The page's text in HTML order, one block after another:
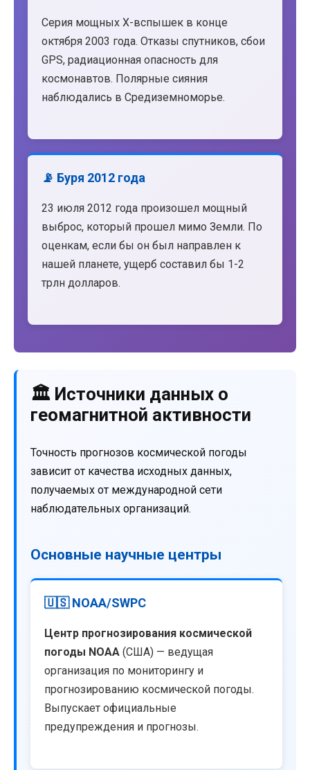
Серия мощных X-вспышек в конце
октября 2003 года. Отказы спутников, сбои
GPS, радиационная опасность для
космонавтов. Полярные сияния
наблюдались в Средиземноморье.
📡 Буря 2012 года
23 июля 2012 года произошел мощный
выброс, который прошел мимо Земли. По
оценкам, если бы он был направлен к
нашей планете, ущерб составил бы 1-2
трлн долларов.
🏛️ Источники данных о
геомагнитной активности
Точность прогнозов космической погоды
зависит от качества исходных данных,
получаемых от международной сети
наблюдательных организаций.
Основные научные центры
🇺🇸 NOAA/SWPC
Центр прогнозирования космической
погоды NOAA (США) — ведущая
организация по мониторингу и
прогнозированию космической погоды.
Выпускает официальные
предупреждения и прогнозы.